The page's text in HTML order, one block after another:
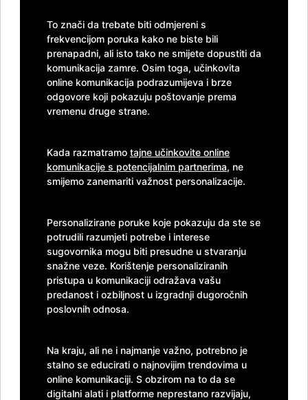
To znači da trebate biti odmjereni s
frekvencijom poruka kako ne biste bili
prenapadni, ali isto tako ne smijete dopustiti da
komunikacija zamre. Osim toga, učinkovita
online komunikacija podrazumijeva i brze
odgovore koji pokazuju poštovanje prema
vremenu druge strane.
Kada razmatramo tajne učinkovite online
komunikacije s potencijalnim partnerima, ne
smijemo zanemariti važnost personalizacije.
Personalizirane poruke koje pokazuju da ste se
potrudili razumjeti potrebe i interese
sugovornika mogu biti presudne u stvaranju
snažne veze. Korištenje personaliziranih
pristupa u komunikaciji odražava vašu
predanost i ozbiljnost u izgradnji dugoročnih
poslovnih odnosa.
Na kraju, ali ne i najmanje važno, potrebno je
stalno se educirati o najnovijim trendovima u
online komunikaciji. S obzirom na to da se
digitalni alati i platforme neprestano razvijaju,